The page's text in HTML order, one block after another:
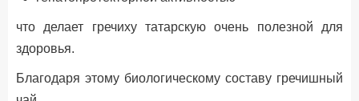
что делает гречиху татарскую очень полезной для
здоровья.
Благодаря этому биологическому составу гречишный